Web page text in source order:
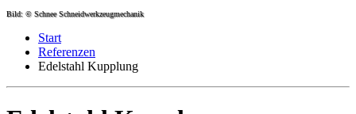
Bild: © Schnee Schneidwerkzeugmechanik
Start
Referenzen
Edelstahl Kupplung